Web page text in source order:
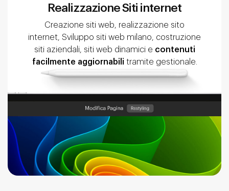
Realizzazione Siti internet
Creazione siti web, realizzazione sito
internet, Sviluppo siti web milano, costruzione
siti aziendali, siti web dinamici e contenuti
facilmente aggiornabili tramite gestionale.